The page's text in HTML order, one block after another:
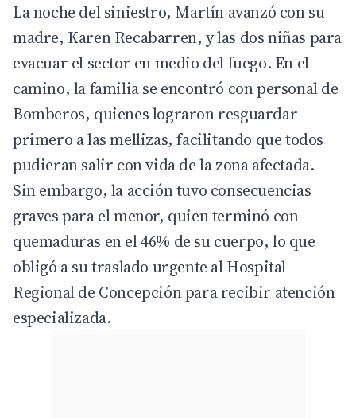
La noche del siniestro, Martín avanzó con su
madre, Karen Recabarren, y las dos niñas para
evacuar el sector en medio del fuego. En el
camino, la familia se encontró con personal de
Bomberos, quienes lograron resguardar
primero a las mellizas, facilitando que todos
pudieran salir con vida de la zona afectada.
Sin embargo, la acción tuvo consecuencias
graves para el menor, quien terminó con
quemaduras en el 46% de su cuerpo, lo que
obligó a su traslado urgente al Hospital
Regional de Concepción para recibir atención
especializada.